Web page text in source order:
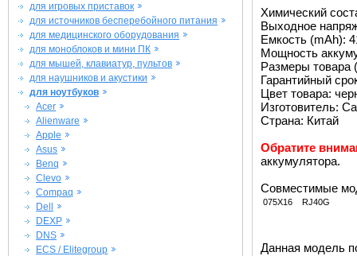
для игровых приставок
для источников бесперебойного питания
для медицинского оборудования
для моноблоков и мини ПК
для мышей, клавиатур, пультов
для наушников и акустики
для ноутбуков
Acer
Alienware
Apple
Asus
Benq
Clevo
Compaq
Dell
DEXP
DNS
ECS / Elitegroup
Химический
Выходное
Емкость (mAh):
Мощность
Размеры товара
Гарантийный
Цвет товара:
Изготовитель:
Страна: Китай
Обратите
аккумулятора.
Совместимые
075X16 RJ40G
Данная модель